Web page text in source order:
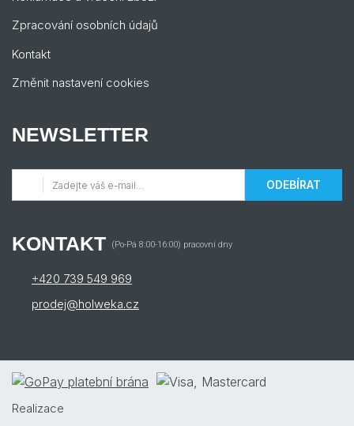
Zpracování osobních údajů
Kontakt
Změnit nastavení cookies
NEWSLETTER
ODEBÍRAT
KONTAKT (Po-Pá 8:00-16:00) pracovní dny
+420 739 549 969
prodej@holweka.cz
Realizace